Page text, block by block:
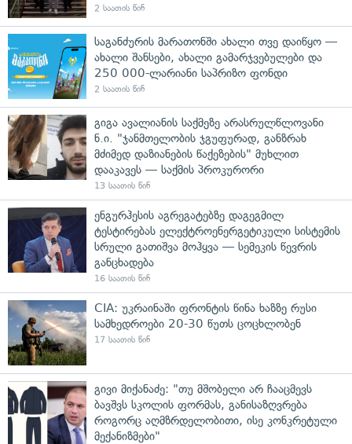
2 საათის წინ
საგანძურის მარათონში ახალი თვე დაიწყო —
ახალი შანსები, ახალი გამარჯვებულები და
250 000-ლარიანი საპრიზო ფონდი
2 საათის წინ
გიგა ავალიანის საქმეზე არასრულწლოვანი
ნ.ი. "ჯანმთელობის ჯგუფურად, განზრახ
მძიმედ დაზიანების წაქეზების" მუხლით
დააკავეს — საქმის პროკურორი
13 საათის წინ
ენგურჰესის აგრეგატებზე დაგეგმილ
ტესტირებას ელექტროენერგეტიკული სისტემის
სრული გათიშვა მოჰყვა — სემეკის წევრის
განცხადება
16 საათის წინ
CIA: უკრაინაში ფრონტის წინა ხაზზე რუსი
სამხედროები 20-30 წუთს ცოცხლობენ
17 საათის წინ
გივი მიქანაძე: "თუ მშობელი არ ჩააცმევს
ბავშვს სკოლის ფორმას, განისაზღვრება
როგორც აღმზრდელობითი, ისე კონკრეტული
მექანიზმები"